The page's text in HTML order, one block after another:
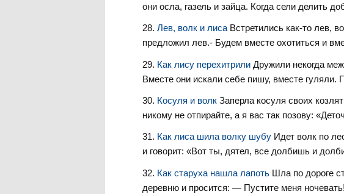
они осла, газель и зайца. Когда сели делить
Лев, волк и лиса Встретились как-то лев,
предложил лев.- Будем вместе охотиться и
Как лису перехитрили Дружили некогда
Вместе они искали себе пишу, вместе гуляли.
Косуля и волк Заперла косуля своих
никому не отпирайте, а я вас так позову:
Как лиса шила волку шубу Идет волк по
и говорит: «Вот ты, дятел, все долбишь и
Как старуха нашла лапоть Шла по дороге
деревню и просится: — Пустите меня